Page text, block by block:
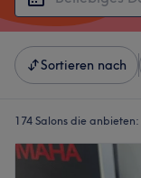
Sortieren nach
174 Salons die anbieten: